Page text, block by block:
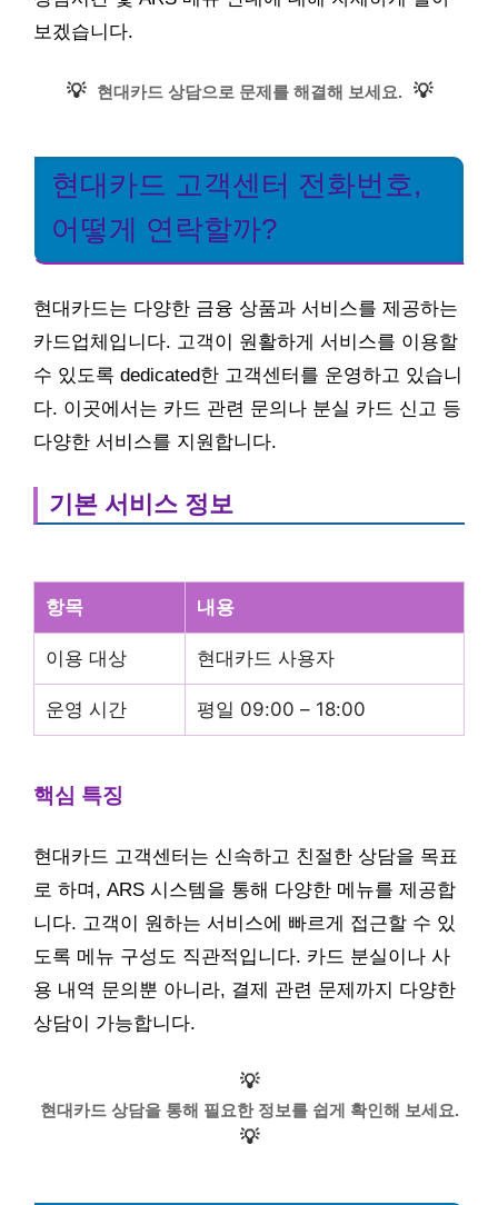
보겠습니다.
💡 현대카드 상담으로 문제를 해결해 보세요. 💡
현대카드 고객센터 전화번호,
어떻게 연락할까?
현대카드는 다양한 금융 상품과 서비스를 제공하는
카드업체입니다. 고객이 원활하게 서비스를 이용할
수 있도록 dedicated한 고객센터를 운영하고 있습니
다. 이곳에서는 카드 관련 문의나 분실 카드 신고 등
다양한 서비스를 지원합니다.
기본 서비스 정보
항목 내용
이용 대상 현대카드 사용자
운영 시간 평일 09:00 – 18:00
핵심 특징
현대카드 고객센터는 신속하고 친절한 상담을 목표
로 하며, ARS 시스템을 통해 다양한 메뉴를 제공합
니다. 고객이 원하는 서비스에 빠르게 접근할 수 있
도록 메뉴 구성도 직관적입니다. 카드 분실이나 사
용 내역 문의뿐 아니라, 결제 관련 문제까지 다양한
상담이 가능합니다.
💡
현대카드 상담을 통해 필요한 정보를 쉽게 확인해 보세요.
💡